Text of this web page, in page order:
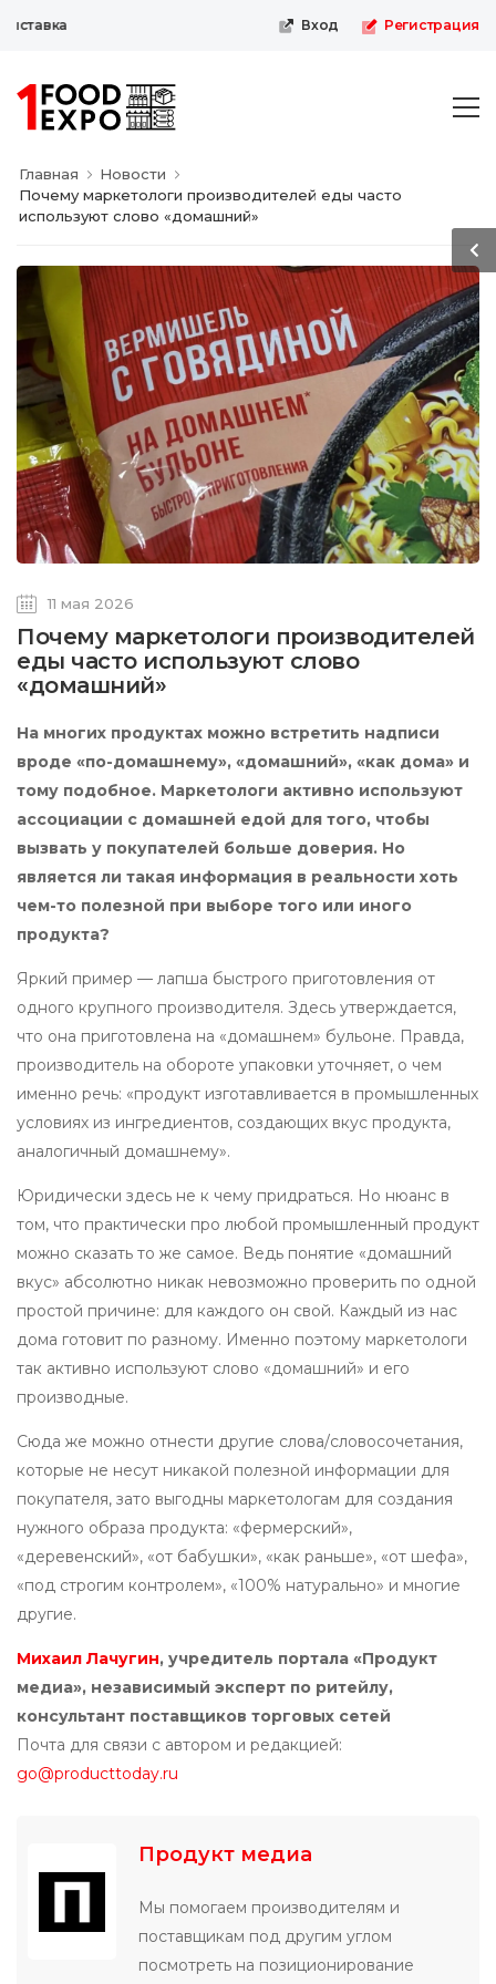
Вход Регистрация
Главная
Новости
Почему маркетологи производителей еды часто
используют слово «домашний»
11 мая 2026
Почему маркетологи производителей
еды часто используют слово
«домашний»
На многих продуктах можно встретить надписи
вроде «по-домашнему», «домашний», «как дома» и
тому подобное. Маркетологи активно используют
ассоциации с домашней едой для того, чтобы
вызвать у покупателей больше доверия. Но
является ли такая информация в реальности хоть
чем-то полезной при выборе того или иного
продукта?
Яркий пример — лапша быстрого приготовления от
одного крупного производителя. Здесь утверждается,
что она приготовлена на «домашнем» бульоне. Правда,
производитель на обороте упаковки уточняет, о чем
именно речь: «продукт изготавливается в промышленных
условиях из ингредиентов, создающих вкус продукта,
аналогичный домашнему».
Юридически здесь не к чему придраться. Но нюанс в
том, что практически про любой промышленный продукт
можно сказать то же самое. Ведь понятие «домашний
вкус» абсолютно никак невозможно проверить по одной
простой причине: для каждого он свой. Каждый из нас
дома готовит по разному. Именно поэтому маркетологи
так активно используют слово «домашний» и его
производные.
Сюда же можно отнести другие слова/словосочетания,
которые не несут никакой полезной информации для
покупателя, зато выгодны маркетологам для создания
нужного образа продукта: «фермерский»,
«деревенский», «от бабушки», «как раньше», «от шефа»,
«под строгим контролем», «100% натурально» и многие
другие.
Михаил Лачугин, учредитель портала «Продукт
медиа», независимый эксперт по ритейлу,
консультант поставщиков торговых сетей
Почта для связи с автором и редакцией:
go@producttoday.ru
Продукт медиа
Мы помогаем производителям и
поставщикам под другим углом
посмотреть на позиционирование